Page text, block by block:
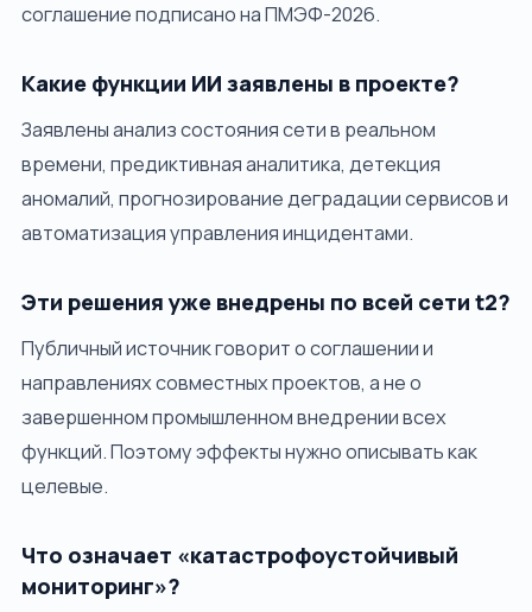
соглашение подписано на ПМЭФ-2026.
Какие функции ИИ заявлены в проекте?
Заявлены анализ состояния сети в реальном
времени, предиктивная аналитика, детекция
аномалий, прогнозирование деградации сервисов и
автоматизация управления инцидентами.
Эти решения уже внедрены по всей сети t2?
Публичный источник говорит о соглашении и
направлениях совместных проектов, а не о
завершенном промышленном внедрении всех
функций. Поэтому эффекты нужно описывать как
целевые.
Что означает «катастрофоустойчивый
мониторинг»?